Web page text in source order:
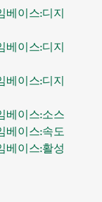
베이스:디지
베이스:디지
베이스:디지
베이스:소스
베이스:속도
베이스:활성